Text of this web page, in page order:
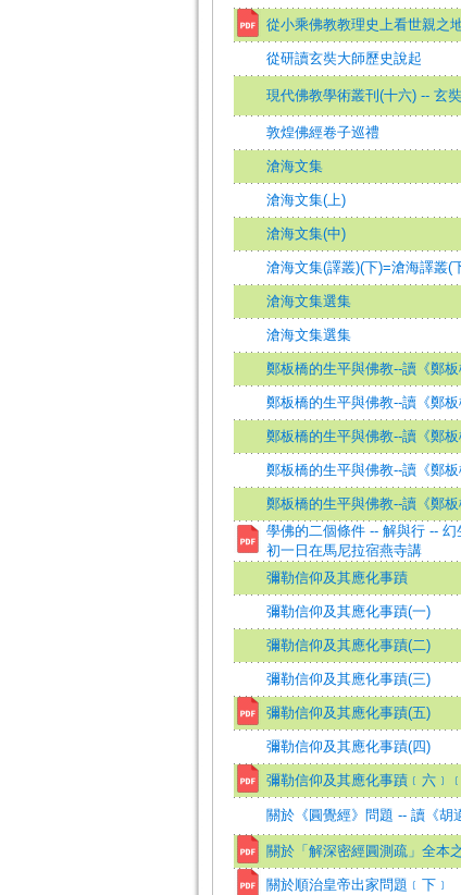
從小乘佛教教理史上看世親之
從研讀玄奘大師歷史說起
現代佛教學術叢刊(十六) -- 玄
敦煌佛經卷子巡禮
滄海文集
滄海文集(上)
滄海文集(中)
滄海文集(譯叢)(下)=滄海譯叢(
滄海文集選集
滄海文集選集
鄭板橋的生平與佛教--讀《鄭
鄭板橋的生平與佛教--讀《鄭
鄭板橋的生平與佛教--讀《鄭
鄭板橋的生平與佛教--讀《鄭
鄭板橋的生平與佛教--讀《鄭
學佛的二個條件 -- 解與行 --
初一日在馬尼拉宿燕寺講
彌勒信仰及其應化事蹟
彌勒信仰及其應化事蹟(一)
彌勒信仰及其應化事蹟(二)
彌勒信仰及其應化事蹟(三)
彌勒信仰及其應化事蹟(五)
彌勒信仰及其應化事蹟(四)
彌勒信仰及其應化事蹟﹝六
關於《圓覺經》問題 -- 讀《胡
關於「解深密經圓測疏」全本
關於順治皇帝出家問題﹝下﹞